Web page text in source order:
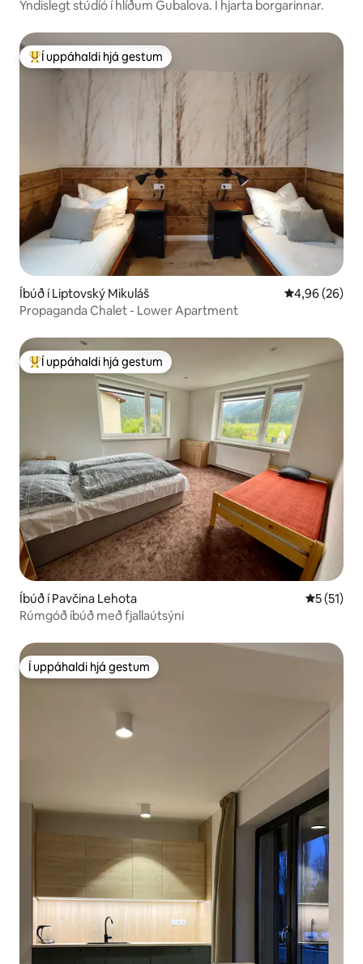
Yndislegt stúdíó í hlíðum Gubalova. Í hjarta borgarinnar.
Í mestu uppáhaldi hjá gestum
Í uppáhaldi hjá gestum
Íbúð í Liptovský Mikuláš 4,96 af 5 í
4,96 (26)
Propaganda Chalet - Lower Apartment
Í mestu uppáhaldi hjá gestum
Í uppáhaldi hjá gestum
Íbúð í Pavčina Lehota 5 af 5 í
5 (51)
Rúmgóð íbúð með fjallaútsýni
Í uppáhaldi hjá gestum
Í uppáhaldi hjá gestum